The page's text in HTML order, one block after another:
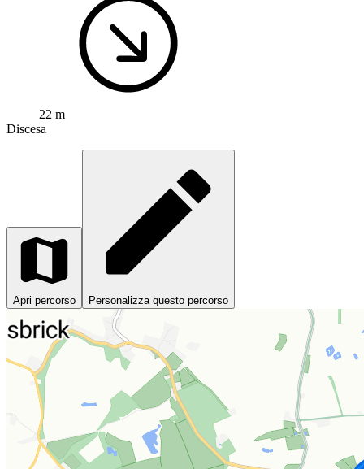
22 m
Discesa
Apri percorso Personalizza questo percorso